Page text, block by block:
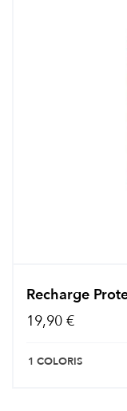
Recharge
19,90 €
1 COLORIS